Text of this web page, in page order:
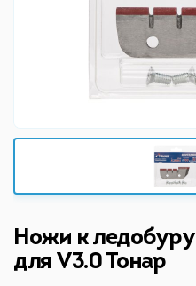
Ножи к ледобуру
для V3.0 Тонар